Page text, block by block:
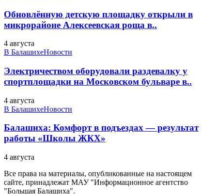
Обновлённую детскую площадку открыли в
микрорайоне Алексеевская роща в..
4 августа
В БалашихеНовости
Электричеством оборудовали раздевалку у
спортплощадки на Московском бульваре в..
4 августа
В БалашихеНовости
Балашиха: Комфорт в подъездах — результат
работы «Школы ЖКХ»
4 августа
Все права на материалы, опубликованные на настоящем
сайте, принадлежат МАУ "Информационное агентство
"Большая Балашиха".